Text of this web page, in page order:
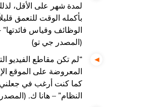
لمدة شهر على الأقل،
بأكمله الوقت للتعمق
الوظائف وقياس
(المصدر جي تو)
“لم تكن مقاطع الفيديو
المعروضة على الموقع
كما كنت أرغب في جعلني
النظام” – هانا ك. (المصدر